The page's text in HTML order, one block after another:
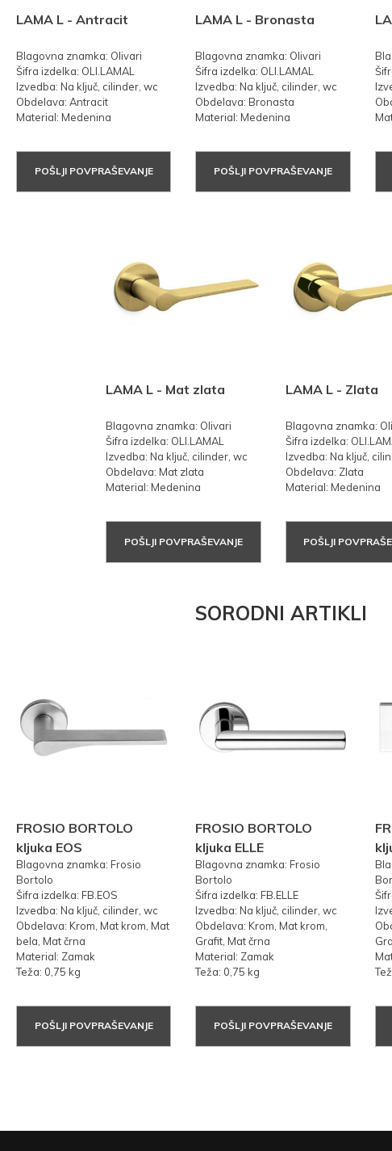
LAMA L - Antracit
Blagovna znamka: Olivari
Šifra izdelka: OLI.LAMAL
Izvedba: Na ključ, cilinder, wc
Obdelava: Antracit
Material: Medenina
POŠLJI POVPRAŠEVANJE
LAMA L - Bronasta
Blagovna znamka: Olivari
Šifra izdelka: OLI.LAMAL
Izvedba: Na ključ, cilinder, wc
Obdelava: Bronasta
Material: Medenina
POŠLJI POVPRAŠEVANJE
LAMA L - Mat zlata
Blagovna znamka: Olivari
Šifra izdelka: OLI.LAMAL
Izvedba: Na ključ, cilinder, wc
Obdelava: Mat zlata
Material: Medenina
POŠLJI POVPRAŠEVANJE
LAMA L - Zlata
Blagovna znamka:
Šifra izdelka:
Izvedba: Na ključ,
Obdelava: Zlata
Material: Medenina
POŠLJI
SORODNI ARTIKLI
FROSIO BORTOLO
kljuka EOS
Blagovna znamka: Frosio
Bortolo
Šifra izdelka: FB.EOS
Izvedba: Na ključ, cilinder, wc
Obdelava: Krom, Mat krom, Mat
bela, Mat črna
Material: Zamak
Teža: 0,75 kg
POŠLJI POVPRAŠEVANJE
FROSIO BORTOLO
kljuka ELLE
Blagovna znamka: Frosio
Bortolo
Šifra izdelka: FB.ELLE
Izvedba: Na ključ, cilinder, wc
Obdelava: Krom, Mat krom,
Grafit, Mat črna
Material: Zamak
Teža: 0,75 kg
POŠLJI POVPRAŠEVANJE